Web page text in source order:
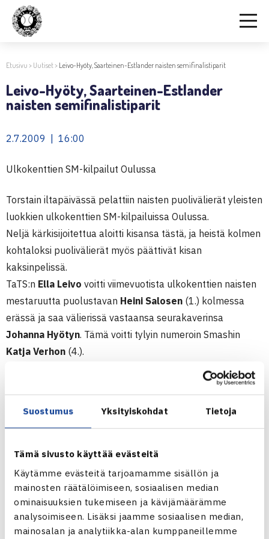
Suostumus Yksityiskohdat Tietoja
Tämä sivusto käyttää evästeitä
Käytämme evästeitä tarjoamamme sisällön ja
mainosten räätälöimiseen, sosiaalisen median
ominaisuuksien tukemiseen ja kävijämäärämme
analysoimiseen. Lisäksi jaamme sosiaalisen median,
mainosalan ja analytiikka-alan kumppaneillemme
Etusivu > Uutiset> Leivo-Hyöty, Saarteinen-Estlander naisten semifinalistiparit
Leivo-Hyöty, Saarteinen-Estlander
naisten semifinalistiparit
2.7.2009 | 16:00
Ulkokenttien SM-kilpailut Oulussa
Torstain iltapäivässä pelattiin naisten puolivälierät yleisten
luokkien ulkokenttien SM-kilpailuissa Oulussa.
Neljä kärkisijoitettua aloitti kisansa tästä, ja heistä kolmen
kohtaloksi puolivälierät myös päättivät kisan
kaksinpelissä.
TaTS:n Ella Leivo voitti viimevuotista ulkokenttien naisten
mestaruutta puolustavan Heini Salosen (1.) kolmessa
erässä ja saa välierissä vastaansa seurakaverinsa
Johanna Hyötyn. Tämä voitti tylyin numeroin Smashin
Katja Verhon (4.).
otti voiton toisesta
tatsilaisesta, Yhdysvalloissa yliopistotennistä talven
Sijoitetuista jatkoon meni vain Smashin
Cecilia Estlander
Yleisten luokkien SM-kilpailut ulkokentillä 2009
28.6.-4.7. Nallisport, Oulu
Järj. OVS
Naisten kaksinpeli
Puolivälieriä: Ella Leivo TaTS – Heini Salonen HVS (1.) 64